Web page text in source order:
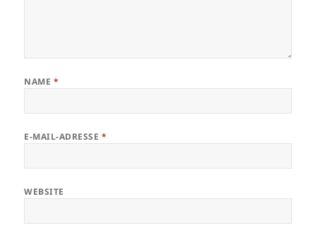
NAME *
E-MAIL-ADRESSE *
WEBSITE